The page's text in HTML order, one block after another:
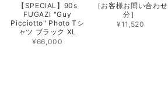
【SPECIAL】90s
FUGAZI "Guy
Picciotto" Photo Tシ
ャツ ブラック XL
¥66,000
［お客様お問い合わせ
分］
¥11,520